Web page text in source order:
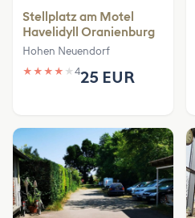
Stellplatz am Motel
Havelidyll Oranienburg
Hohen Neuendorf
★ ★ ★ ★ ★ 425 EUR